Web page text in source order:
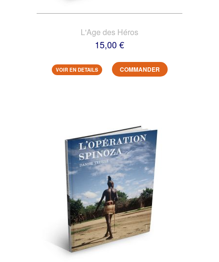
L'Age des Héros
15,00 €
VOIR EN DETAILS COMMANDER